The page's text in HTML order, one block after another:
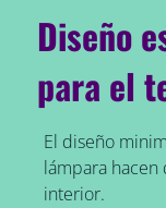
Diseño
para el
El diseño
lámpara
interior.